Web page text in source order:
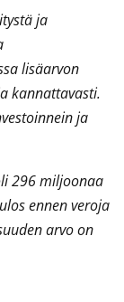
ja
lisäarvon
kannattavasti.
ja
296 miljoonaa
ennen veroja
arvo on